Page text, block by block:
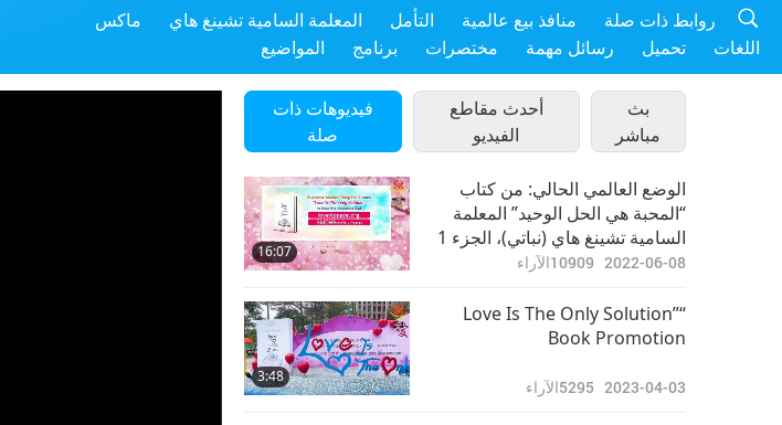
ماكس المعلمة السامية تشينغ هاي التأمل منافذ بيع عالمية
روابط ذات صلة
المواضيع
برنامج مختصرات رسائل مهمة تحميل اللغات
فيديوهات ذات
صلة
أحدث مقاطع
الفيديو
بث
مباشر
16:07
الوضع العالمي الحالي: من كتاب
“المحبة هي الحل الوحيد” المعلمة
السامية تشينغ هاي (نباتي)، الجزء 1
من 2
2022-06-08
10909الآراء
3:48
“Love Is The Only Solution”
Book Promotion
2023-04-03
5295الآراء